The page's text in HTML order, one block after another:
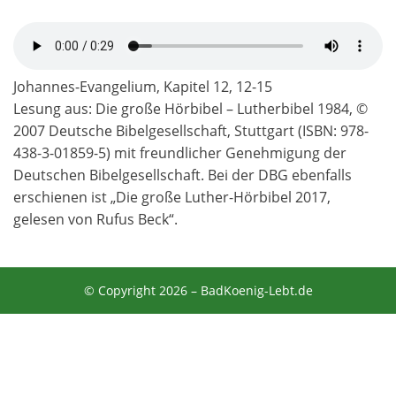
Johannes-Evangelium, Kapitel 12, 12-15
Lesung aus: Die große Hörbibel – Lutherbibel 1984, ©
2007 Deutsche Bibelgesellschaft, Stuttgart (ISBN: 978-
438-3-01859-5) mit freundlicher Genehmigung der
Deutschen Bibelgesellschaft. Bei der DBG ebenfalls
erschienen ist „Die große Luther-Hörbibel 2017,
gelesen von Rufus Beck“.
© Copyright 2026 – BadKoenig-Lebt.de
Anther Theme vonDesignOrbital⋅Powered byWordPress